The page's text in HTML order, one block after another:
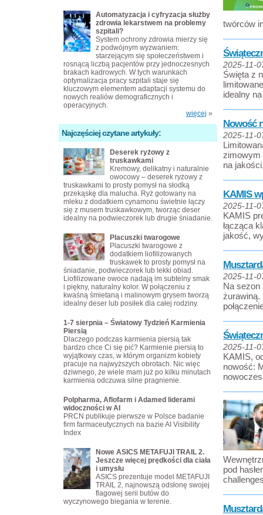
twórców
2025-11-
Święta z
idealny
Nowość
2025-11-
zimowym
na
KAMIS
2025-11-
KAMIS
łącząca
jakość,
2025-11-
Na sezon
żurawiną.
2025-11-
KAMIS,
nowość:
pod
Automatyzacja i cyfryzacja służby
zdrowia lekarstwem na problemy
szpitali?
System ochrony zdrowia mierzy się
z podwójnym wyzwaniem:
starzejącym się społeczeństwem i
rosnącą liczbą pacjentów przy jednoczesnych
brakach kadrowych. W tych warunkach
optymalizacja pracy szpitali staje się
kluczowym elementem adaptacji systemu do
nowych realiów demograficznych i
operacyjnych.
więcej »
Najczęściej czytane artykuły:
Deserek ryżowy z
truskawkami
Kremowy, delikatny i naturalnie
owocowy – deserek ryżowy z
truskawkami to prosty pomysł na słodką
przekąskę dla malucha. Ryż gotowany na
mleku z dodatkiem cynamonu świetnie łączy
się z musem truskawkowym, tworząc deser
idealny na podwieczorek lub drugie śniadanie.
Placuszki twarogowe
Placuszki twarogowe z
dodatkiem liofilizowanych
truskawek to prosty pomysł na
śniadanie, podwieczorek lub lekki obiad.
Liofilizowane owoce nadają im subtelny smak
i piękny, naturalny kolor. W połączeniu z
kwaśną śmietaną i malinowym grysem tworzą
idealny deser lub posiłek dla całej rodziny.
1-7 sierpnia – Światowy Tydzień Karmienia
Piersią
Dlaczego podczas karmienia piersią tak
bardzo chce Ci się pić? Karmienie piersią to
wyjątkowy czas, w którym organizm kobiety
pracuje na najwyższych obrotach. Nic więc
dziwnego, że wiele mam już po kilku minutach
karmienia odczuwa silne pragnienie.
Polpharma, Aflofarm i Adamed liderami
widoczności w AI
PRCN publikuje pierwsze w Polsce badanie
firm farmaceutycznych na bazie AI Visibility
Index
Nowe ASICS METAFUJI TRAIL 2.
Jeszcze więcej prędkości dla ciała
i umysłu
ASICS prezentuje model METAFUJI
TRAIL 2, najnowszą odsłonę swojej
flagowej serii butów do
wyczynowego biegania w terenie.